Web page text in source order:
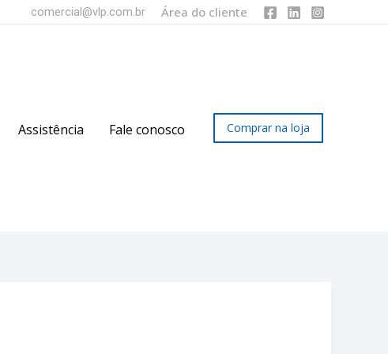
comercial@vlp.com.br Área do cliente
Assistência Fale conosco Comprar na loja